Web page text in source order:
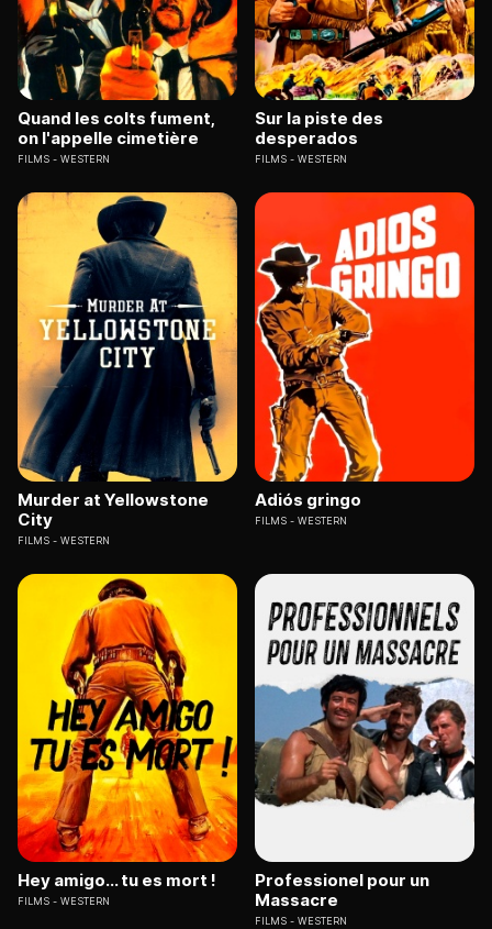
Quand les colts fument,
on l'appelle cimetière
FILMS WESTERN
Sur la piste des
desperados
FILMS WESTERN
Murder at Yellowstone
City
FILMS WESTERN
Adiós gringo
FILMS WESTERN
Hey amigo... tu es mort !
FILMS WESTERN
Professionel pour un
Massacre
FILMS WESTERN